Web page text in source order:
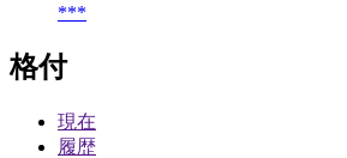
***
格付
現在
履歴